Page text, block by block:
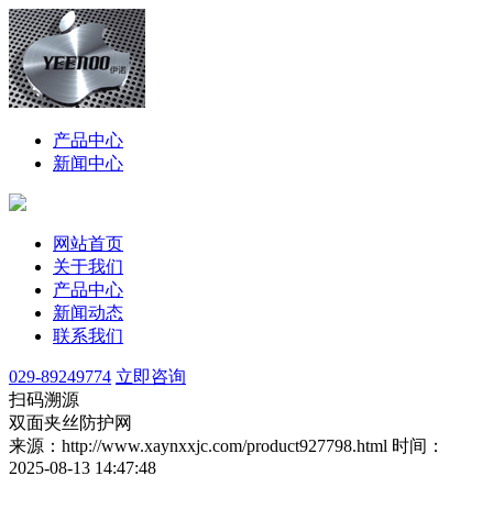
产品中心
新闻中心
网站首页
关于我们
产品中心
新闻动态
联系我们
029-89249774 立即咨询
扫码溯源
双面夹丝防护网
来源：http://www.xaynxxjc.com/product927798.html 时间：
2025-08-13 14:47:48